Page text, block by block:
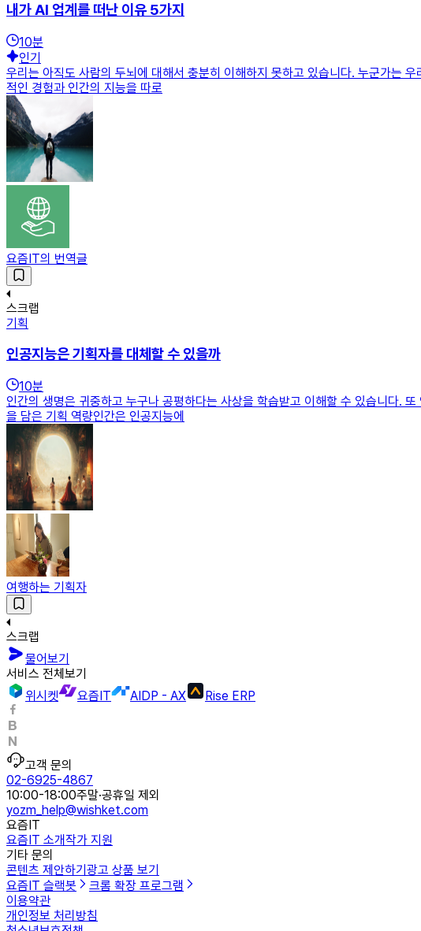
내가 AI 업계를 떠난 이유 5가지
10분
인기
우리는 아직도 사람의 두뇌에 대해서 충분히 이해하지 못하고 있습니다. 누군가는
적인 경험과 인간의 지능을 따로
요즘IT의 번역글
스크랩
기획
인공지능은 기획자를 대체할 수 있을까
10분
인간의 생명은 귀중하고 누구나 공평하다는 사상을 학습받고 이해할 수 있습니다.
을 담은 기획 역량인간은 인공지능에
여행하는 기획자
스크랩
물어보기
서비스 전체보기
위시켓
요즘IT AIDP - AX Rise ERP
고객 문의
02-6925-4867
10:00-18:00주말·공휴일 제외
yozm_help@wishket.com
요즘IT
요즘IT 소개작가 지원
기타 문의
콘텐츠 제안하기 광고 상품 보기
요즘IT 슬랙봇
크롬 확장 프로그램
이용약관
개인정보 처리방침